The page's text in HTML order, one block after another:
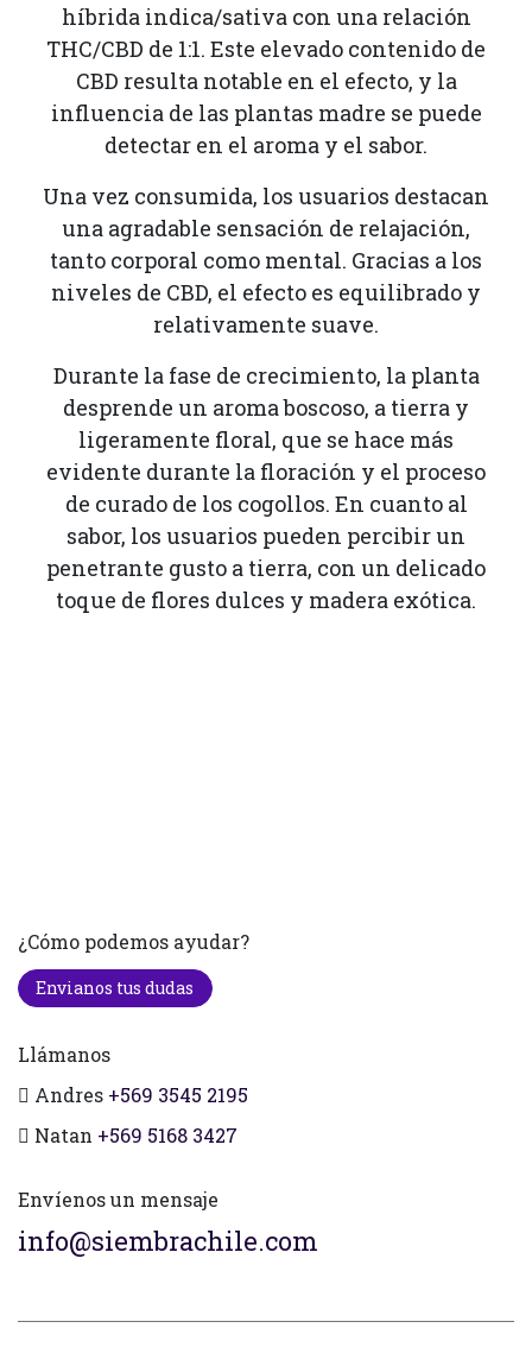
híbrida indica/sativa con una relación
THC/CBD de 1:1. Este elevado contenido de
CBD resulta notable en el efecto, y la
influencia de las plantas madre se puede
detectar en el aroma y el sabor.
Una vez consumida, los usuarios destacan
una agradable sensación de relajación,
tanto corporal como mental. Gracias a los
niveles de CBD, el efecto es equilibrado y
relativamente suave.
Durante la fase de crecimiento, la planta
desprende un aroma boscoso, a tierra y
ligeramente floral, que se hace más
evidente durante la floración y el proceso
de curado de los cogollos. En cuanto al
sabor, los usuarios pueden percibir un
penetrante gusto a tierra, con un delicado
toque de flores dulces y madera exótica.
¿Cómo podemos ayudar?
Envianos tus dudas
Llámanos
Andres +569 3545 2195
Natan +569 5168 3427
Envíenos un mensaje
info@siembrachile.com